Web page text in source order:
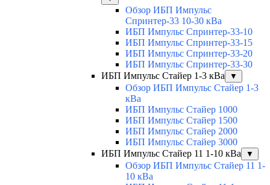
Обзор ИБП Импульс
Спринтер-33 10-30 кВа
ИБП Импульс Спринтер-33-10
ИБП Импульс Спринтер-33-15
ИБП Импульс Спринтер-33-20
ИБП Импульс Спринтер-33-30
ИБП Импульс Стайер 1-3 кВа
▼
Обзор ИБП Импульс Стайер 1-3
кВа
ИБП Импульс Стайер 1000
ИБП Импульс Стайер 1500
ИБП Импульс Стайер 2000
ИБП Импульс Стайер 3000
ИБП Импульс Стайер 11 1-10 кВа
▼
Обзор ИБП Импульс Стайер 11 1-
10 кВа